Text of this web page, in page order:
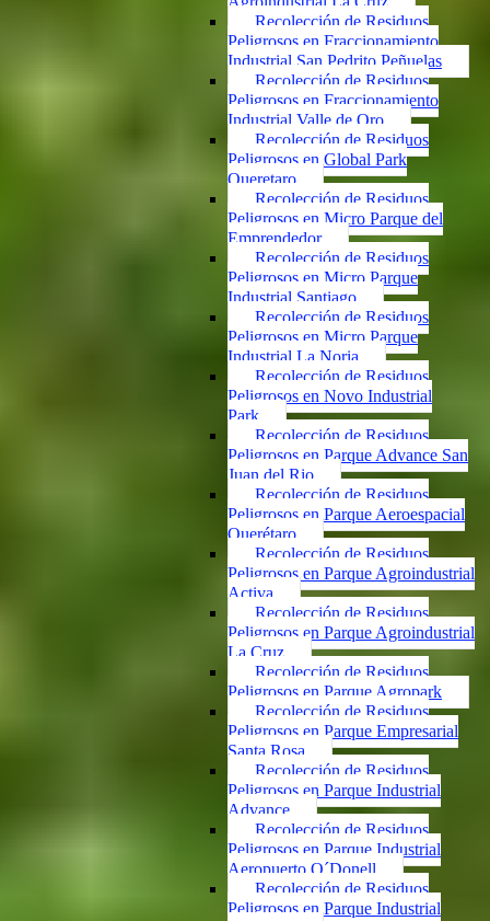
Recolección de Residuos
Peligrosos en Fraccionamiento
Industrial San Pedrito Peñuelas
Recolección de Residuos
Peligrosos en Fraccionamiento
Industrial Valle de Oro
Recolección de Residuos
Peligrosos en Global Park
Queretaro
Recolección de Residuos
Peligrosos en Micro Parque del
Emprendedor
Recolección de Residuos
Peligrosos en Micro Parque
Industrial Santiago
Recolección de Residuos
Peligrosos en Micro Parque
Industrial La Noria
Recolección de Residuos
Peligrosos en Novo Industrial
Park
Recolección de Residuos
Peligrosos en Parque Advance San
Juan del Rio
Recolección de Residuos
Peligrosos en Parque Aeroespacial
Querétaro
Recolección de Residuos
Peligrosos en Parque Agroindustrial
Activa
Recolección de Residuos
Peligrosos en Parque Agroindustrial
La Cruz
Recolección de Residuos
Peligrosos en Parque Agropark
Recolección de Residuos
Peligrosos en Parque Empresarial
Santa Rosa
Recolección de Residuos
Peligrosos en Parque Industrial
Advance
Recolección de Residuos
Peligrosos en Parque Industrial
Aeropuerto O´Donell
Recolección de Residuos
Peligrosos en Parque Industrial